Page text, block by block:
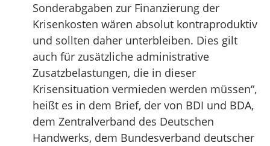
Sonderabgaben zur Finanzierung der
Krisenkosten wären absolut kontraproduktiv
und sollten daher unterbleiben. Dies gilt
auch für zusätzliche administrative
Zusatzbelastungen, die in dieser
Krisensituation vermieden werden müssen“,
heißt es in dem Brief, der von BDI und BDA,
dem Zentralverband des Deutschen
Handwerks, dem Bundesverband deutscher